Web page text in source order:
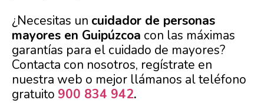
¿Necesitas un cuidador de personas
mayores en Guipúzcoa con las máximas
garantías para el cuidado de mayores?
Contacta con nosotros, regístrate en
nuestra web o mejor llámanos al teléfono
gratuito 900 834 942.